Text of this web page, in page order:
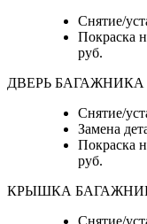
Снятие/
Покраска
руб.
ДВЕРЬ БАГАЖНИКА
Снятие/
Замена
Покраска
руб.
КРЫШКА
Снятие/